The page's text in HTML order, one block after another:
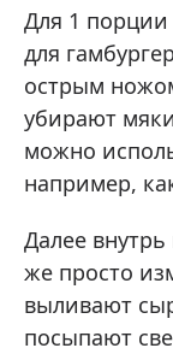
Для 1 порции
для
острым
убирают
можно
например,
Далее
же просто
выливают
посыпают